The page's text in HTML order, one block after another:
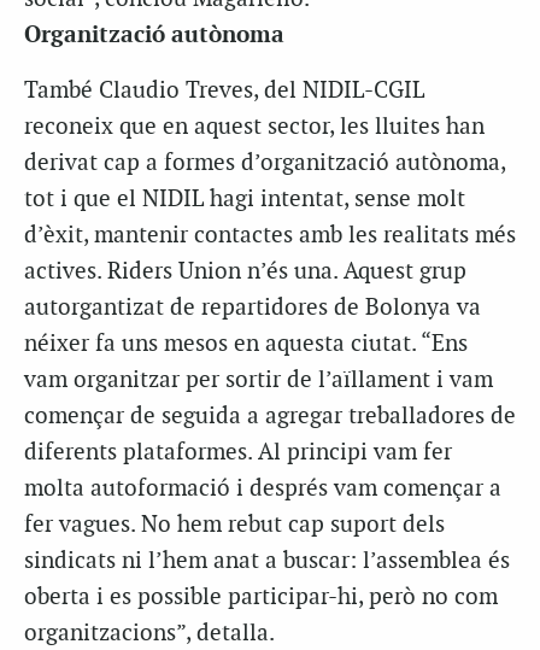
Organització autònoma
També Claudio Treves, del NIDIL-CGIL
reconeix que en aquest sector, les lluites han
derivat cap a formes d’organització autònoma,
tot i que el NIDIL hagi intentat, sense molt
d’èxit, mantenir contactes amb les realitats més
actives. Riders Union n’és una. Aquest grup
autorgantizat de repartidores de Bolonya va
néixer fa uns mesos en aquesta ciutat. “Ens
vam organitzar per sortir de l’aïllament i vam
començar de seguida a agregar treballadores de
diferents plataformes. Al principi vam fer
molta autoformació i després vam començar a
fer vagues. No hem rebut cap suport dels
sindicats ni l’hem anat a buscar: l’assemblea és
oberta i es possible participar-hi, però no com
organitzacions”, detalla.